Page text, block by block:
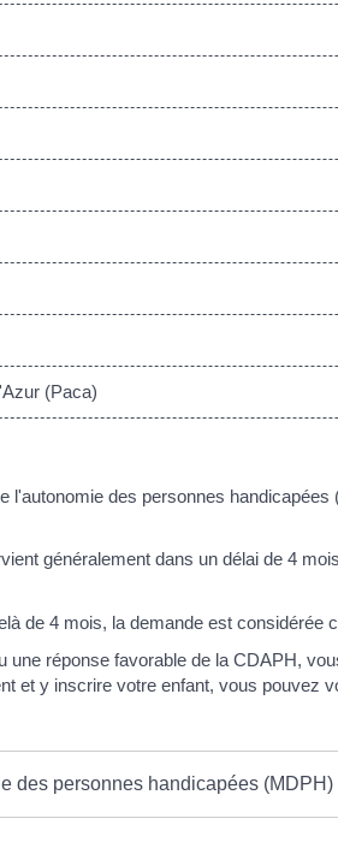
(Paca)
l'autonomie des personnes
généralement dans un délai de 4
de 4 mois, la demande est considérée
une réponse favorable de la CDAPH,
et y inscrire votre enfant, vous pouvez
des personnes handicapées (MDPH)